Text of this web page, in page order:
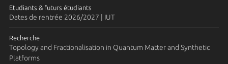
Etudiants & futurs étudiants
Dates de rentrée 2026/2027 | IUT
Recherche
Topology and Fractionalisation in Quantum Matter and Synthetic
Platforms